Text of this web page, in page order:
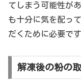
てしまう可能性が
も十分に気を配っ
だくために必要です
解凍後の粉の